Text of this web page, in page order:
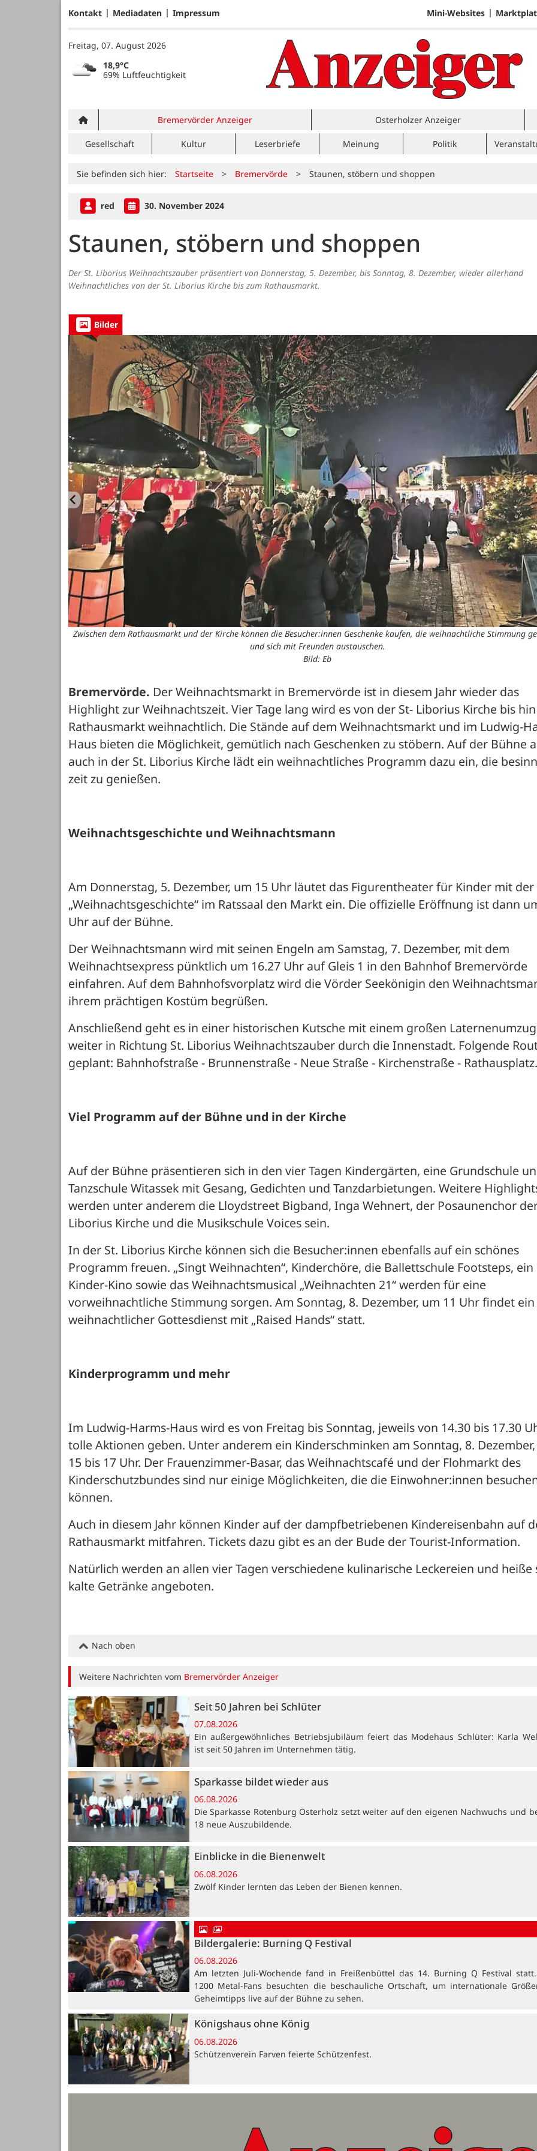
Kontakt Mediadaten Impressum Mini-Websites
Freitag, 07. August 2026
18,9°C
69% Luftfeuchtigkeit
Bremervörder Anzeiger Osterholzer Anzeiger
Gesellschaft Kultur Leserbriefe Meinung Politik
Sie befinden sich hier: Startseite > Bremervörde > Staunen, stöbern und shoppen
red 30. November 2024
Staunen, stöbern und shoppen
Der St. Liborius Weihnachtszauber präsentiert von Donnerstag, 5. Dezember, bis Sonntag, 8. Dezember, wieder allerhand
Weihnachtliches von der St. Liborius Kirche bis zum Rathausmarkt.
Bilder
Zwischen dem Rathausmarkt und der Kirche können die Besucher:innen Geschenke kaufen, die weihnachtliche Stimmung
und sich mit Freunden austauschen.
Bild: Eb
Bremervörde. Der Weihnachtsmarkt in Bremervörde ist in diesem Jahr wieder das
Highlight zur Weihnachtszeit. Vier Tage lang wird es von der St- Liborius Kirche bis
Rathausmarkt weihnachtlich. Die Stände auf dem Weihnachtsmarkt und im Ludwig-
Haus bieten die Möglichkeit, gemütlich nach Geschenken zu stöbern. Auf der Bühne
auch in der St. Liborius Kirche lädt ein weihnachtliches Programm dazu ein, die
zeit zu genießen.
Weihnachtsgeschichte und Weihnachtsmann
Am Donnerstag, 5. Dezember, um 15 Uhr läutet das Figurentheater für Kinder mit der
„Weihnachtsgeschichte“ im Ratssaal den Markt ein. Die offizielle Eröffnung ist dann
Uhr auf der Bühne.
Der Weihnachtsmann wird mit seinen Engeln am Samstag, 7. Dezember, mit dem
Weihnachtsexpress pünktlich um 16.27 Uhr auf Gleis 1 in den Bahnhof Bremervörde
einfahren. Auf dem Bahnhofsvorplatz wird die Vörder Seekönigin den
ihrem prächtigen Kostüm begrüßen.
Anschließend geht es in einer historischen Kutsche mit einem großen Laternenumzug
weiter in Richtung St. Liborius Weihnachtszauber durch die Innenstadt. Folgende
geplant: Bahnhofstraße - Brunnenstraße - Neue Straße - Kirchenstraße - Rathausplatz.
Viel Programm auf der Bühne und in der Kirche
Auf der Bühne präsentieren sich in den vier Tagen Kindergärten, eine Grundschule
Tanzschule Witassek mit Gesang, Gedichten und Tanzdarbietungen. Weitere
werden unter anderem die Lloydstreet Bigband, Inga Wehnert, der Posaunenchor
Liborius Kirche und die Musikschule Voices sein.
In der St. Liborius Kirche können sich die Besucher:innen ebenfalls auf ein schönes
Programm freuen. „Singt Weihnachten“, Kinderchöre, die Ballettschule Footsteps, ein
Kinder-Kino sowie das Weihnachtsmusical „Weihnachten 21“ werden für eine
vorweihnachtliche Stimmung sorgen. Am Sonntag, 8. Dezember, um 11 Uhr findet ein
weihnachtlicher Gottesdienst mit „Raised Hands“ statt.
Kinderprogramm und mehr
Im Ludwig-Harms-Haus wird es von Freitag bis Sonntag, jeweils von 14.30 bis 17.30
tolle Aktionen geben. Unter anderem ein Kinderschminken am Sonntag, 8.
15 bis 17 Uhr. Der Frauenzimmer-Basar, das Weihnachtscafé und der Flohmarkt des
Kinderschutzbundes sind nur einige Möglichkeiten, die die Einwohner:innen
können.
Auch in diesem Jahr können Kinder auf der dampfbetriebenen Kindereisenbahn auf
Rathausmarkt mitfahren. Tickets dazu gibt es an der Bude der Tourist-Information.
Natürlich werden an allen vier Tagen verschiedene kulinarische Leckereien und heiße
kalte Getränke angeboten.
Nach oben
Weitere Nachrichten vom Bremervörder Anzeiger
Seit 50 Jahren bei Schlüter
07.08.2026
Ein außergewöhnliches Betriebsjubiläum feiert das Modehaus Schlüter: Karla
ist seit 50 Jahren im Unternehmen tätig.
Sparkasse bildet wieder aus
06.08.2026
Die Sparkasse Rotenburg Osterholz setzt weiter auf den eigenen Nachwuchs und
18 neue Auszubildende.
Einblicke in die Bienenwelt
06.08.2026
Zwölf Kinder lernten das Leben der Bienen kennen.
Bildergalerie: Burning Q Festival
06.08.2026
Am letzten Juli-Wochende fand in Freißenbüttel das 14. Burning Q Festival
1200 Metal-Fans besuchten die beschauliche Ortschaft, um internationale
Geheimtipps live auf der Bühne zu sehen.
Königshaus ohne König
06.08.2026
Schützenverein Farven feierte Schützenfest.